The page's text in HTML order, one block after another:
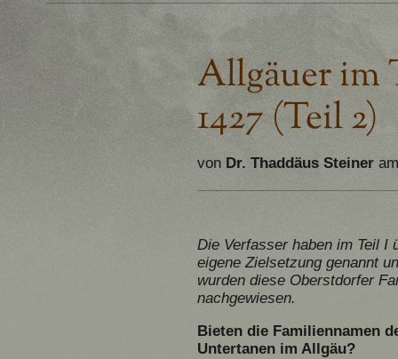
Allgäuer im
1427 (Teil 2)
von Dr. Thaddäus Steiner
Die Verfasser haben im Teil I
eigene Zielsetzung genannt
wurden diese Oberstdorfer
nachgewiesen.
Bieten die Familiennamen
Untertanen im Allgäu?